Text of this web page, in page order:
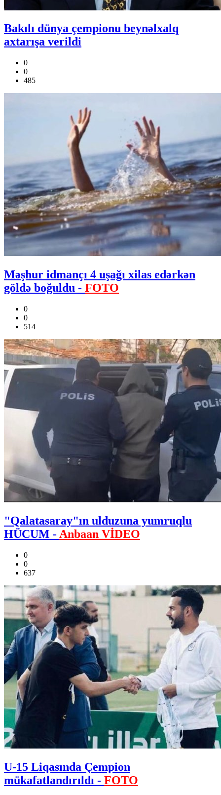
Bakılı dünya çempionu beynəlxalq
axtarışa verildi
0
0
485
Məşhur idmançı 4 uşağı xilas edərkən
göldə boğuldu - FOTO
0
0
514
"Qalatasaray"ın ulduzuna yumruqlu
HÜCUM - Anbaan VİDEO
0
0
637
U-15 Liqasında Çempion
mükafatlandırıldı - FOTO